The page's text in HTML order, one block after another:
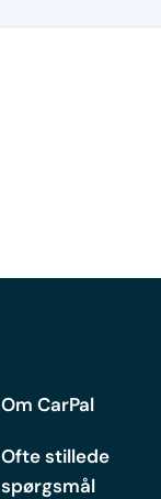
Om CarPal
Ofte stillede
spørgsmål